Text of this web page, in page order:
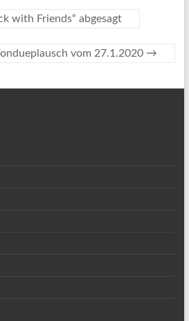
with Friends“ abgesagt
vom 27.1.2020 →